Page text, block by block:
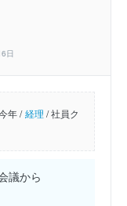
日
年 / 経理 /社員ク
議から